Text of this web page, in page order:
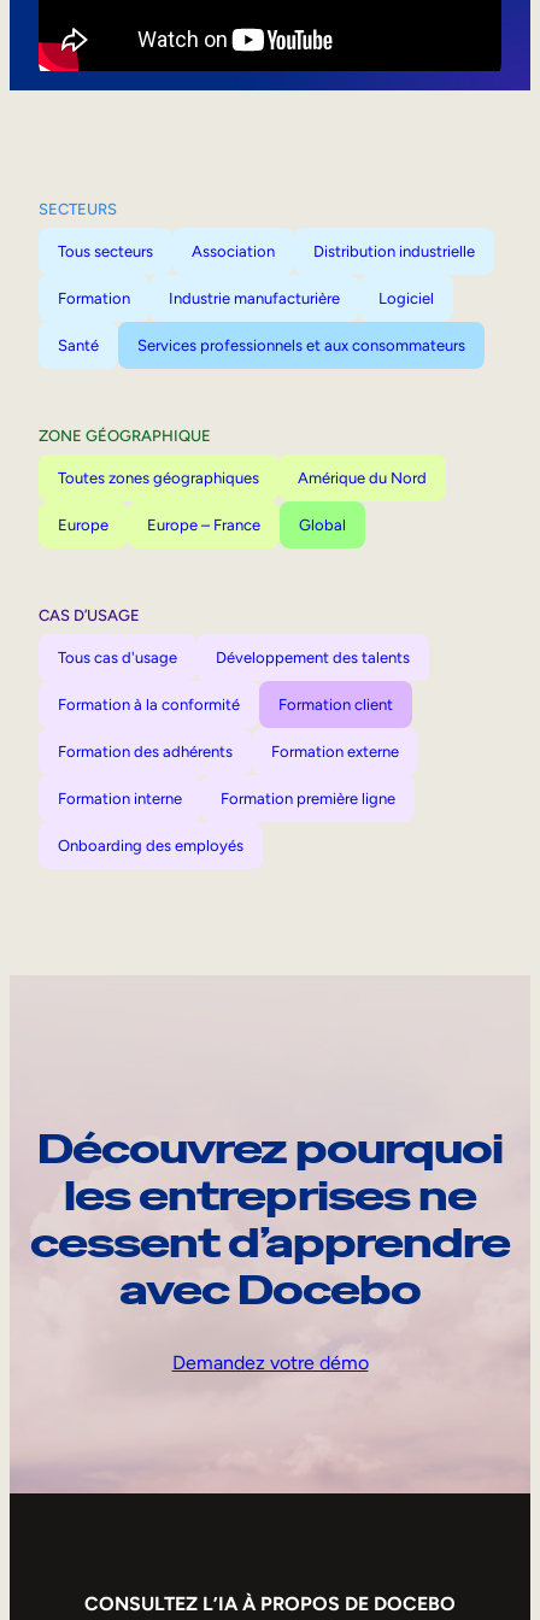
SECTEURS
Tous secteurs Association Distribution industrielle
Formation Industrie manufacturière Logiciel
Santé Services professionnels et aux consommateurs
ZONE GÉOGRAPHIQUE
Toutes zones géographiques Amérique du Nord
Europe Europe – France Global
CAS D’USAGE
Tous cas d'usage Développement des talents
Formation à la conformité Formation client
Formation des adhérents Formation externe
Formation interne Formation première ligne
Onboarding des employés
Découvrez pourquoi
les entreprises ne
cessent d’apprendre
avec Docebo
Demandez votre démo
CONSULTEZ L’IA À PROPOS DE DOCEBO